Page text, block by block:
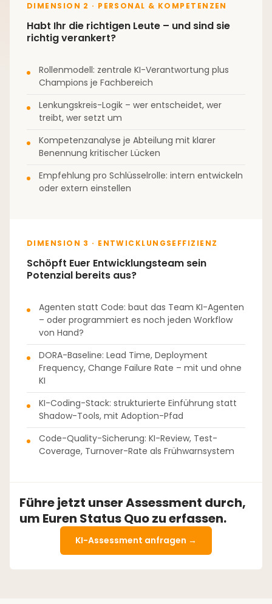
DIMENSION 2 · PERSONAL & KOMPETENZEN
Habt Ihr die richtigen Leute – und sind sie
richtig verankert?
Rollenmodell: zentrale KI-Verantwortung plus
Champions je Fachbereich
Lenkungskreis-Logik – wer entscheidet, wer
treibt, wer setzt um
Kompetenzanalyse je Abteilung mit klarer
Benennung kritischer Lücken
Empfehlung pro Schlüsselrolle: intern entwickeln
oder extern einstellen
DIMENSION 3 · ENTWICKLUNGSEFFIZIENZ
Schöpft Euer Entwicklungsteam sein
Potenzial bereits aus?
Agenten statt Code: baut das Team KI-Agenten
– oder programmiert es noch jeden Workflow
von Hand?
DORA-Baseline: Lead Time, Deployment
Frequency, Change Failure Rate – mit und ohne
KI
KI-Coding-Stack: strukturierte Einführung statt
Shadow-Tools, mit Adoption-Pfad
Code-Quality-Sicherung: KI-Review, Test-
Coverage, Turnover-Rate als Frühwarnsystem
Führe jetzt unser Assessment durch,
um Euren Status Quo zu erfassen.
KI-Assessment anfragen →